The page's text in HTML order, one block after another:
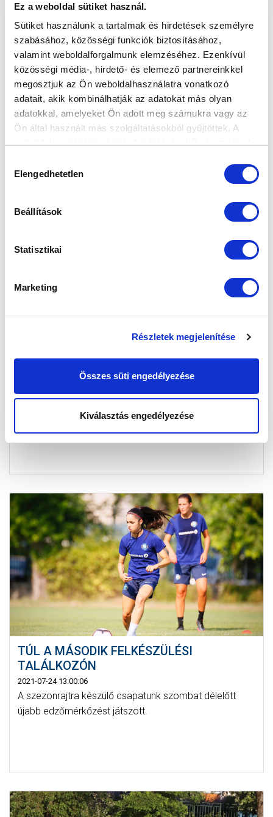
Ez a weboldal sütiket használ.
Sütiket használunk a tartalmak és hirdetések személyre
szabásához, közösségi funkciók biztosításához,
valamint weboldalforgalmunk elemzéséhez. Ezenkívül
közösségi média-, hirdető- és elemező partnereinkkel
megosztjuk az Ön weboldalhasználatra vonatkozó
adatait, akik kombinálhatják az adatokat más olyan
adatokkal, amelyeket Ön adott meg számukra vagy az
Ön által használt más szolgáltatásokból gyűjtöttek. A
kiválasztása
Elengedhetetlen
Beállítások
Statisztikai
Marketing
Részletek megjelenítése
Összes süti engedélyezése
Kiválasztás engedélyezése
A ROMÁN BAJNOK ELLEN LÉPÜNK
PÁLYÁRA SZOMBATON
2021-08-02 10:42:15
Kolozsvári gárda lesz az ellenfelünk nemzetközi
felkészülési mérkőzésen.
BAJNOKSÁGOT
Elkészítették a bajnokság sorsolását. Csapatunk
idegenben lép pályára az első fordulóban.
TÚL A MÁSODIK FELKÉSZÜLÉSI
TALÁLKOZÓN
2021-07-24 13:00:06
A szezonrajtra készülő csapatunk szombat délelőtt
újabb edzőmérkőzést játszott.